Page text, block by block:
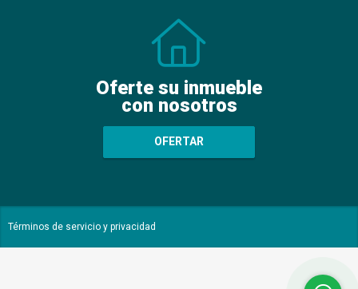
Oferte su inmueble
con nosotros
OFERTAR
Términos de servicio y privacidad